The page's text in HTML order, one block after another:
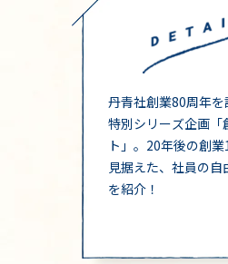
丹青社創業80周年を
特別シリーズ企画「
ト」。20年後の創
見据えた、社員の自
を紹介！